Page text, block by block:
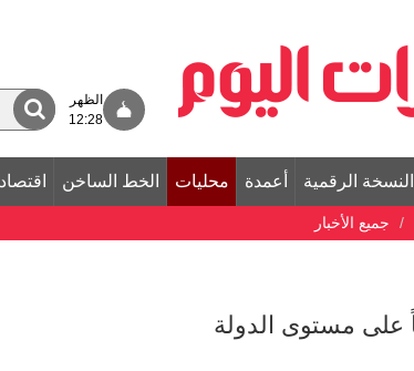
الظهر
12:28
النسخة الرقمية أعمدة محليات الخط الساخن اقتصاد
جميع الأخبار